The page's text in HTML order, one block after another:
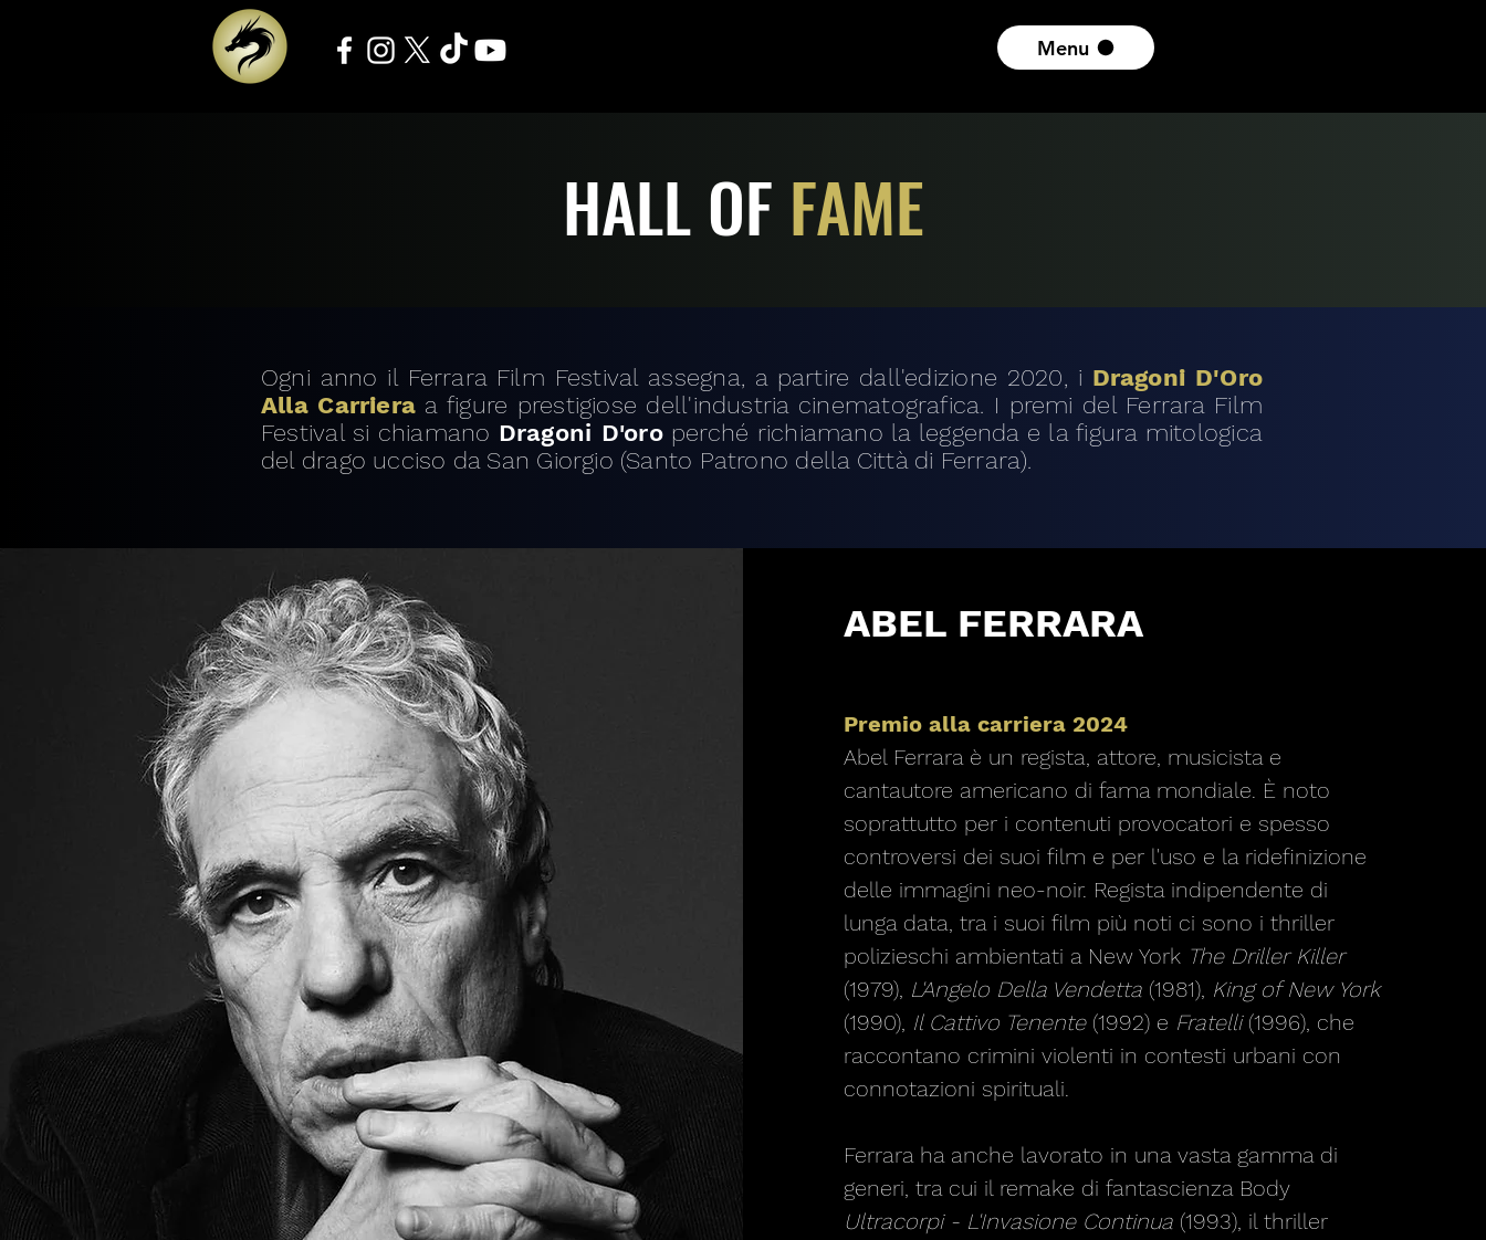
Menu
HALL OF FAME
Ogni anno il Ferrara Film Festival assegna, a partire dall'edizione 2020, i Dragoni D'Oro
Alla Carriera a figure prestigiose dell'industria cinematografica. I premi del Ferrara Film
Festival si chiamano Dragoni D'oroperché richiamano la leggenda e la figura mitologica
del drago ucciso da San Giorgio (Santo Patrono della Città di Ferrara).
ABEL FERRARA
Premio alla carriera 2024
Abel Ferrara è un regista, attore, musicista e
cantautore americano di fama mondiale. È noto
soprattutto per i contenuti provocatori e spesso
controversi dei suoi film e per l'uso e la ridefinizione
delle immagini neo-noir. Regista indipendente di
lunga data, tra i suoi film più noti ci sono i thriller
polizieschi ambientati a New York The Driller Killer
(1979), L'Angelo Della Vendetta (1981), King of New York
(1990), Il Cattivo Tenente(1992) e Fratelli(1996), che
raccontano crimini violenti in contesti urbani con
connotazioni spirituali.
Ferrara ha anche lavorato in una vasta gamma di
generi, tra cui il remake di fantascienza Body
Ultracorpi - L'Invasione Continua (1993), il thriller